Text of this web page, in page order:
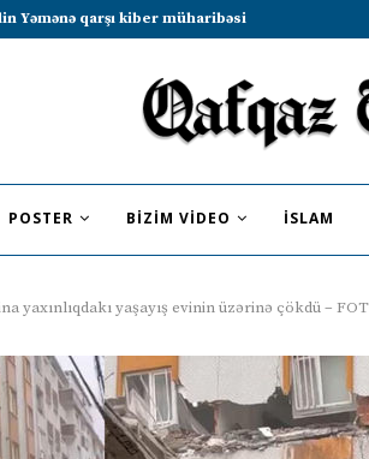
sammitində iştirak etməyə dəvət...
POSTER BIZIM VIDEO İSLAM
yaxınlıqdakı yaşayış evinin üzərinə çökdü –